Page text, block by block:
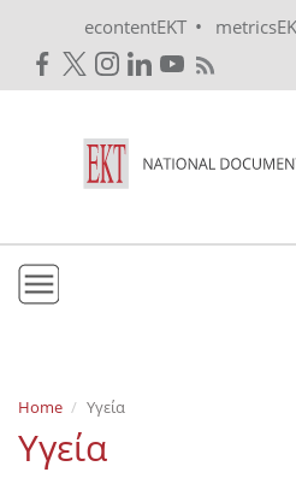
econtentEKT •
Mission & Vision
Policies
Home Υγεία
Υγεία